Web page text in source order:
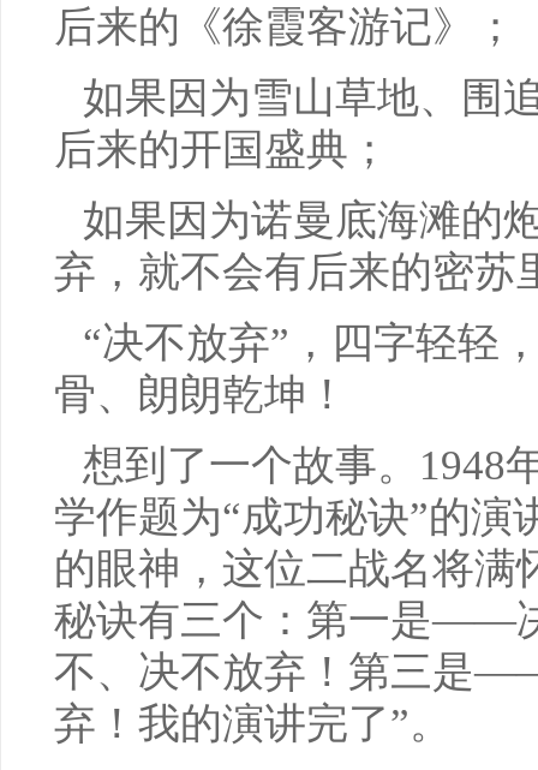
后来的《徐霞客游记》；
如果因为雪山草地、围
后来的开国盛典；
如果因为诺曼底海滩的
弃，就不会有后来的密苏
“决不放弃”，四字轻轻
骨、朗朗乾坤！
想到了一个故事。1948
学作题为“成功秘诀”的演
的眼神，这位二战名将满
秘诀有三个：第一是——
不、决不放弃！第三是
弃！我的演讲完了”。